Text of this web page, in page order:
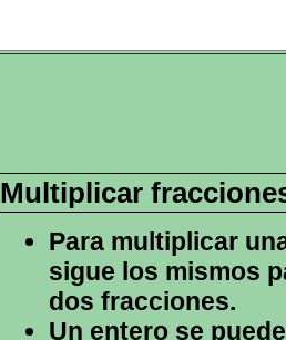
Multiplicar
Para multiplicar
sigue los mismos
dos fracciones.
Un entero se